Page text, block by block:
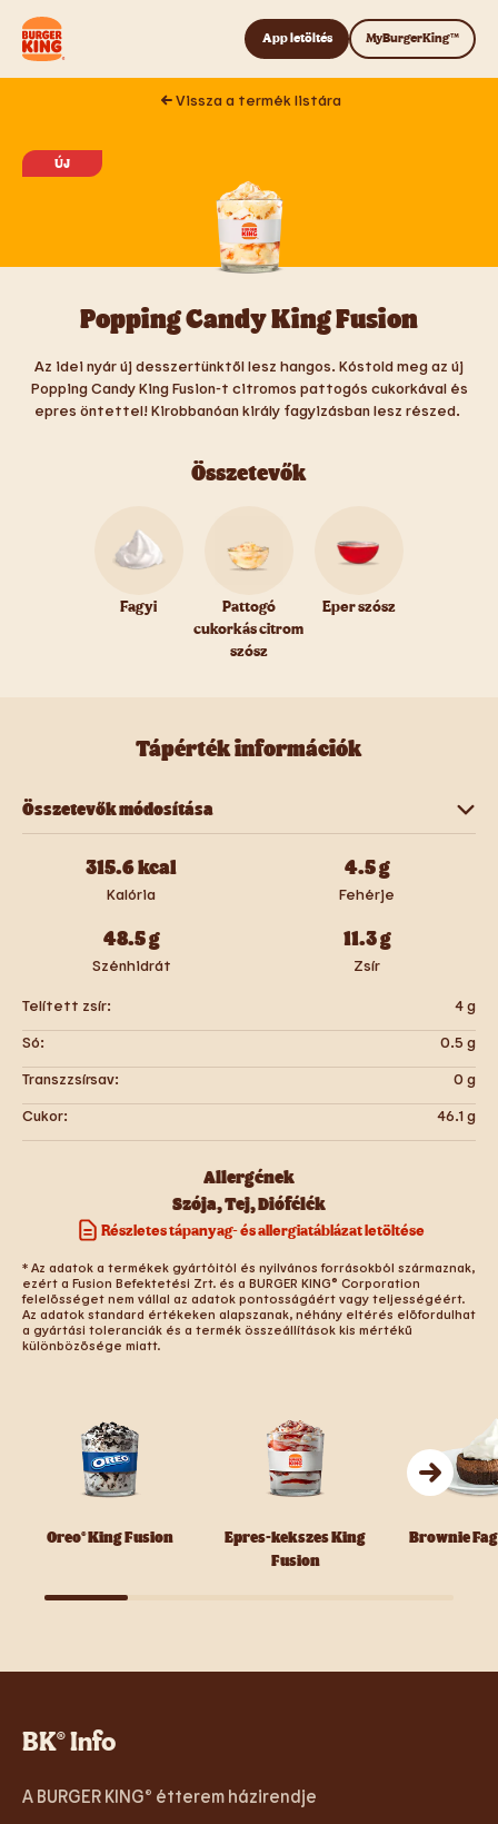
Tovább a tartalomhoz
App letöltés MyBurgerKing™
Vissza a termék listára
ÚJ
Popping Candy King Fusion
Az idei nyár új desszertünktől lesz hangos. Kóstold meg az új
Popping Candy King Fusion-t citromos pattogós cukorkával és
epres öntettel! Kirobbanóan király fagyizásban lesz részed.
Összetevők
Fagyi
Pattogó
cukorkás citrom
szósz
Eper szósz
Tápérték információk
Összetevők módosítása
Fagyi Pattogó cukorkás citrom szósz
315.6kcal
Kalória
4.5g
Fehérje
48.5g
Szénhidrát
11.3g
Zsír
Telített zsír: 4g
Só:
0.5 g
Transzzsírsav:
0g
Cukor:
46.1g
Allergének
Szója,Tej,Diófélék
Részletes tápanyag- és allergiatáblázat letöltése
* Az adatok a termékek gyártóitól és nyilvános forrásokból származnak,
ezért a Fusion Befektetési Zrt. és a BURGER KING® Corporation
felelősséget nem vállal az adatok pontosságáért vagy teljességéért.
Az adatok standard értékeken alapszanak, néhány eltérés előfordulhat
a gyártási toleranciák és a termék összeállítások kis mértékű
különbözősége miatt.
Oreo® King Fusion
Epres-kekszes King
Fusion
Brownie
BK® Info
A BURGER KING® étterem házirendje